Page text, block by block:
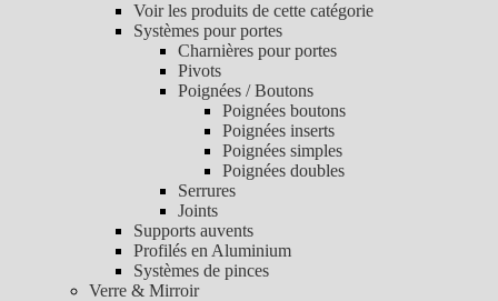
Voir les produits de cette catégorie
Systèmes pour portes
Charnières pour portes
Pivots
Poignées / Boutons
Poignées boutons
Poignées inserts
Poignées simples
Poignées doubles
Serrures
Joints
Supports auvents
Profilés en Aluminium
Systèmes de pinces
Verre & Mirroir